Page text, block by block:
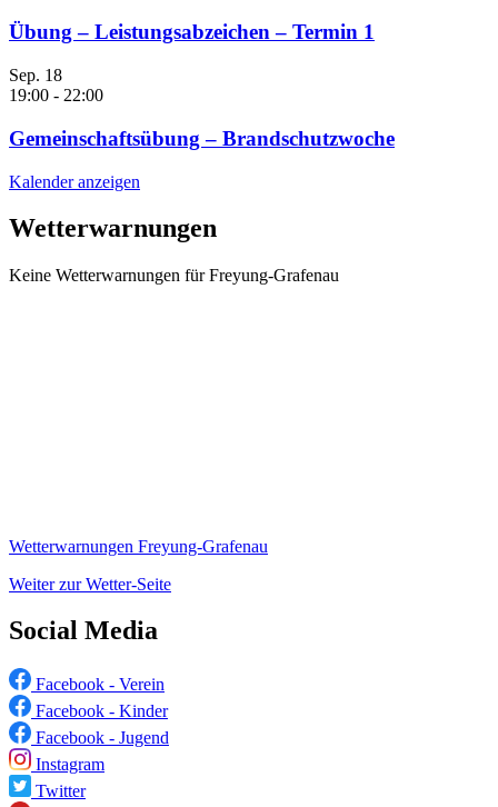
Übung – Leistungsabzeichen – Termin 1
Sep. 18
19:00 - 22:00
Gemeinschaftsübung – Brandschutzwoche
Kalender anzeigen
Wetterwarnungen
Keine Wetterwarnungen für Freyung-Grafenau
Wetterwarnungen Freyung-Grafenau
Weiter zur Wetter-Seite
Social Media
Facebook - Verein
Facebook - Kinder
Facebook - Jugend
Instagram
Twitter